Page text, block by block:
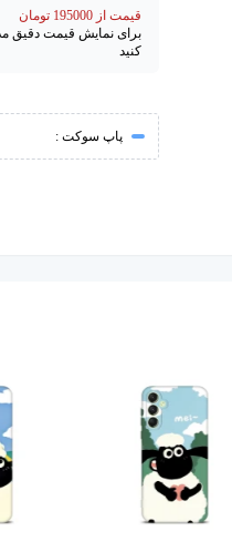
قیمت از 195000 تومان
برای نمایش قیمت دقیق
کنید
پاپ سوکت :